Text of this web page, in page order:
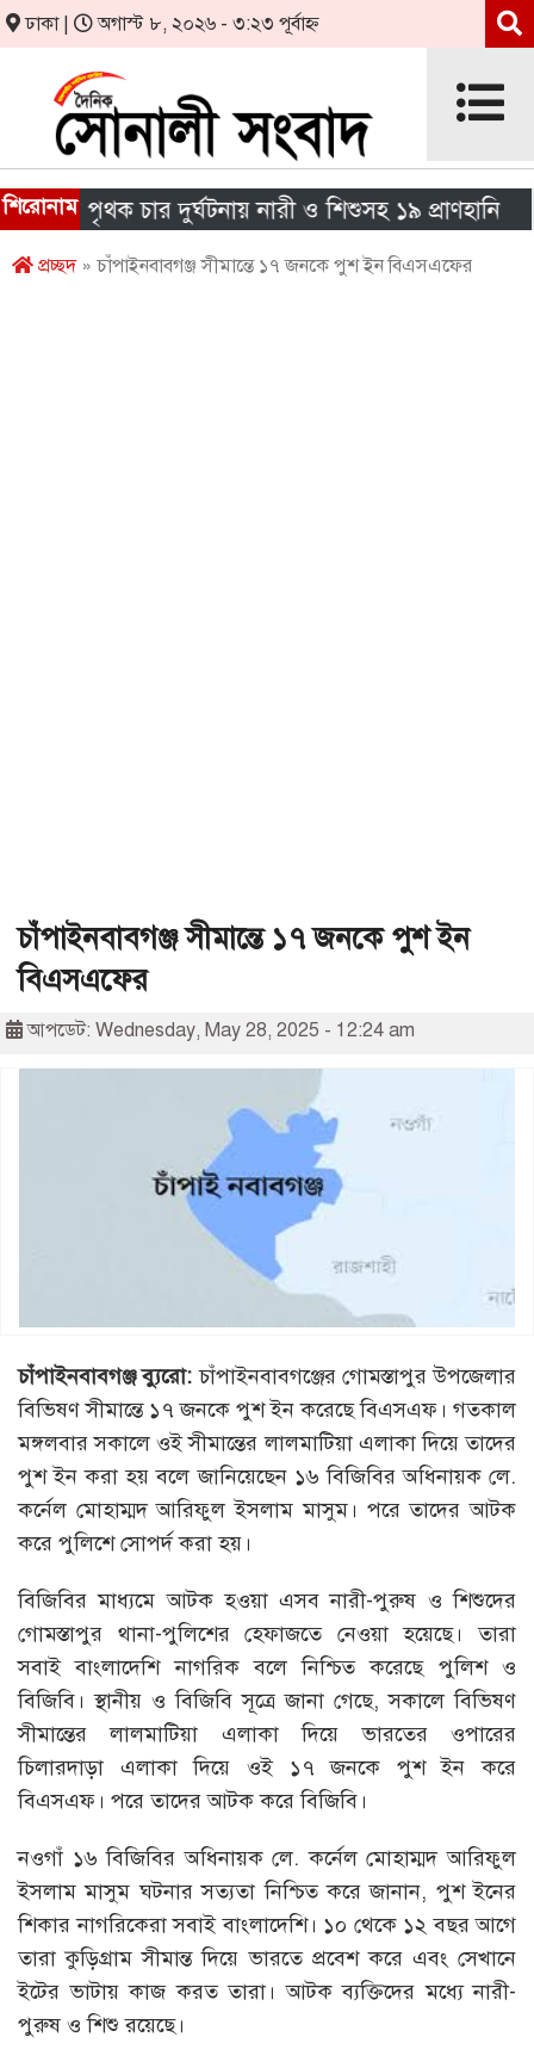
ঢাকা | অগাস্ট ৮, ২০২৬ - ৩:২৩ পূর্বাহ্ন
শিরোনাম
পৃথক চার দুর্ঘটনায় নারী ও শিশুসহ ১৯ প্রাণহানি
প্রচ্ছদ» চাঁপাইনবাবগঞ্জ সীমান্তে ১৭ জনকে পুশ ইন বিএসএফের
চাঁপাইনবাবগঞ্জ সীমান্তে ১৭ জনকে পুশ ইন
বিএসএফের
আপডেট: Wednesday, May 28, 2025 - 12:24 am
চাঁপাইনবাবগঞ্জব্যুরো: চাঁপাইনবাবগঞ্জের গোমস্তাপুর উপজেলার
বিভিষণ সীমান্তে ১৭ জনকে পুশ ইন করেছে বিএসএফ। গতকাল
মঙ্গলবার সকালে ওই সীমান্তের লালমাটিয়া এলাকা দিয়ে তাদের
পুশ ইন করা হয় বলে জানিয়েছেন ১৬ বিজিবির অধিনায়ক লে.
কর্নেল মোহাম্মদ আরিফুল ইসলাম মাসুম। পরে তাদের আটক
করে পুলিশে সোপর্দ করা হয়।
বিজিবির মাধ্যমে আটক হওয়া এসব নারী-পুরুষ ও শিশুদের
গোমস্তাপুর থানা-পুলিশের হেফাজতে নেওয়া হয়েছে। তারা
সবাই বাংলাদেশি নাগরিক বলে নিশ্চিত করেছে পুলিশ ও
বিজিবি। স্থানীয় ও বিজিবি সূত্রে জানা গেছে, সকালে বিভিষণ
সীমান্তের লালমাটিয়া এলাকা দিয়ে ভারতের ওপারের
চিলারদাড়া এলাকা দিয়ে ওই ১৭ জনকে পুশ ইন করে
বিএসএফ। পরে তাদের আটক করে বিজিবি।
নওগাঁ ১৬ বিজিবির অধিনায়ক লে. কর্নেল মোহাম্মদ আরিফুল
ইসলাম মাসুম ঘটনার সত্যতা নিশ্চিত করে জানান, পুশ ইনের
শিকার নাগরিকেরা সবাই বাংলাদেশি। ১০ থেকে ১২ বছর আগে
তারা কুড়িগ্রাম সীমান্ত দিয়ে ভারতে প্রবেশ করে এবং সেখানে
ইটের ভাটায় কাজ করত তারা। আটক ব্যক্তিদের মধ্যে নারী-
পুরুষ ও শিশু রয়েছে।